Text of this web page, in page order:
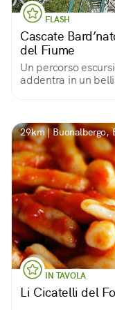
FLASH
Cascate
del Fiume
Un percorso
addentra in un
29km | Buonalbergo,
IN TAVOLA
Li Cicatelli del